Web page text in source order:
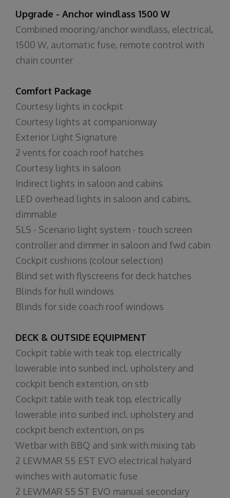
Upgrade - Anchor windlass 1500 W
Combined mooring/anchor windlass, electrical,
1500 W, automatic fuse, remote control with
chain counter
Comfort Package
Courtesy lights in cockpit
Courtesy lights at companionway
Exterior Light Signature
2 vents for coach roof hatches
Courtesy lights in saloon
Indirect lights in saloon and cabins
LED overhead lights in saloon and cabins,
dimmable
SLS - Scenario light system - touch screen
controller and dimmer in saloon and fwd cabin
Cockpit cushions (colour selection)
Blind set with flyscreens for deck hatches
Blinds for hull windows
Blinds for side coach roof windows
DECK & OUTSIDE EQUIPMENT
Cockpit table with teak top, electrically
lowerable into sunbed incl. upholstery and
cockpit bench extention, on stb
Cockpit table with teak top, electrically
lowerable into sunbed incl. upholstery and
cockpit bench extention, on ps
Wetbar with BBQ and sink with mixing tab
2 LEWMAR 55 EST EVO electrical halyard
winches with automatic fuse
2 LEWMAR 55 ST EVO manual secondary